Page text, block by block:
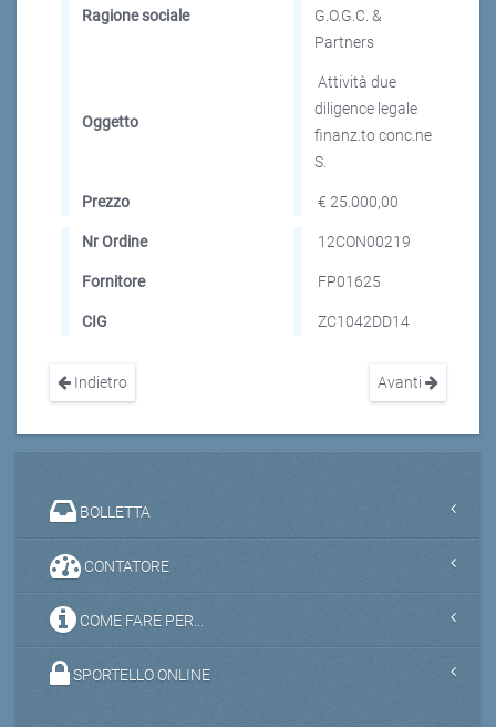
Ragione sociale
G.O.G.C. &
Partners
Oggetto
Attività due
diligence legale
finanz.to conc.ne
S.
Prezzo € 25.000,00
Nr Ordine 12CON00219
Fornitore FP01625
CIG ZC1042DD14
Indietro Avanti
BOLLETTA
CONTATORE
COME FARE PER...
SPORTELLO ONLINE